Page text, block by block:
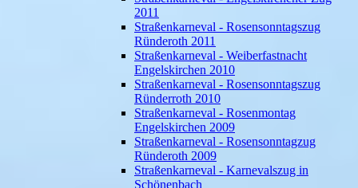
2011
Straßenkarneval - Rosensonntagszug
Ründeroth 2011
Straßenkarneval - Weiberfastnacht
Engelskirchen 2010
Straßenkarneval - Rosensonntagszug
Ründerroth 2010
Straßenkarneval - Rosenmontag
Engelskirchen 2009
Straßenkarneval - Rosensonntagzug
Ründeroth 2009
Straßenkarneval - Karnevalszug in
Schönenbach